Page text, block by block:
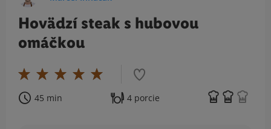
Hovädzí steak s hubovou
omáčkou
45 min 4 porcie